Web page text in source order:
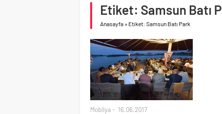
Birleşik Arap
Etiket: Samsun Batı
Anasayfa » Etiket: Samsun Batı Park
Mobilya 16.06.2017